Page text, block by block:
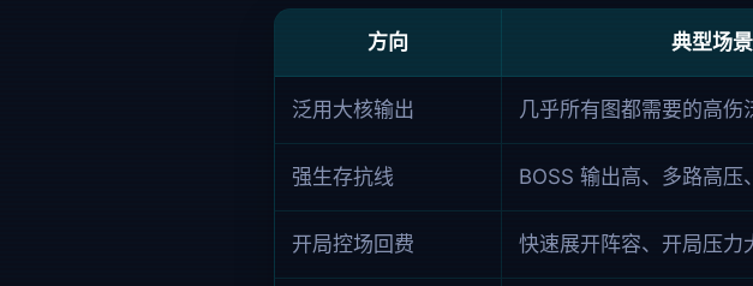
方向 典型场景
泛用大核输出 几乎所有图都需要的高伤
强生存抗线 BOSS 输出高、多路高压
开局控场回费 快速展开阵容、开局压力